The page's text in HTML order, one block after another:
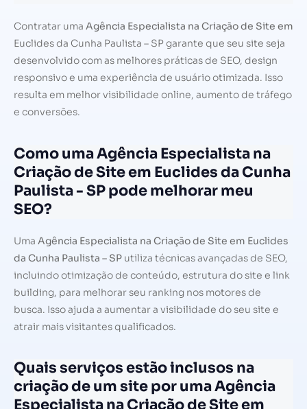
Contratar uma Agência Especialista na Criação de Site em
Euclides da Cunha Paulista – SP garante que seu site seja
desenvolvido com as melhores práticas de SEO, design
responsivo e uma experiência de usuário otimizada. Isso
resulta em melhor visibilidade online, aumento de tráfego
e conversões.
Como uma Agência Especialista na
Criação de Site em Euclides da Cunha
Paulista - SP pode melhorar meu
SEO?
Uma Agência Especialista na Criação de Site em Euclides
da Cunha Paulista – SP utiliza técnicas avançadas de SEO,
incluindo otimização de conteúdo, estrutura do site e link
building, para melhorar seu ranking nos motores de
busca. Isso ajuda a aumentar a visibilidade do seu site e
atrair mais visitantes qualificados.
Quais serviços estão inclusos na
criação de um site por uma Agência
Especialista na Criação de Site em